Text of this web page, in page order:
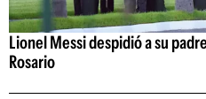
Lionel Messi despidió a su
Rosario